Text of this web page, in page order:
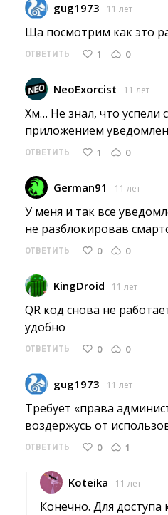
gug1973 11 лет
Ща посмотрим как это
ОТВЕТИТЬ 1 0
NeoExorcist 11 лет
Хм… Не знал, что успели
приложением
ОТВЕТИТЬ 1 0
German91 11 лет
У меня и так все
не разблокировав
ОТВЕТИТЬ 0 0
KingDroid 11 лет
QR код снова не
удобно
ОТВЕТИТЬ 0 0
gug1973 11 лет
Требует «права
воздержусь от
ОТВЕТИТЬ 0 1
Koteika 11 лет
Конечно. Для